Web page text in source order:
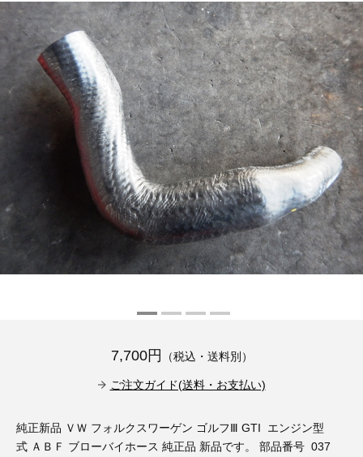
オプション品（17）
TPMS（4）
その他（9）
安定化電源ユニット（8）
バッテリーテスター（4）
古い車両用診断テスター（10）
バイク用診断テスター（7）
OTOFIX Powered by AUTEL（4）
ドイツ車（211）
イタリア/フランス車（27）
イギリス車（23）
アメリカ車（15）
スウェーデン車（20）
日本車（7）
バッテリーチャージャー（4）
ディーゼルインジェクター&グロープラグ ツール（7）
ホイールロック取り外しツール（6）
その他（8）
スウェーデン車（45）
日本車（40）
ロシア（8）
ブレーキキャリパーリペアキット（368）
ステアリングロックエミュレータ（28）
その他（12）
イモビライザーOFF（1）
その他（6）
7,700円 （税込・送料別）
ご注文ガイド(送料・お支払い)
純正新品 ＶＷ フォルクスワーゲン ゴルフⅢ GTI エンジン型
式 ＡＢＦ ブローバイホース 純正品 新品です。 部品番号 037